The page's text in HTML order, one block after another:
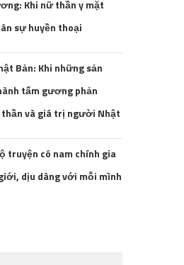
Khi nữ thần y mặt
sự huyền thoại
Bản: Khi những sản
tấm gương phản
thần và giá trị người Nhật
truyện có nam chính gia
dịu dàng với mỗi mình